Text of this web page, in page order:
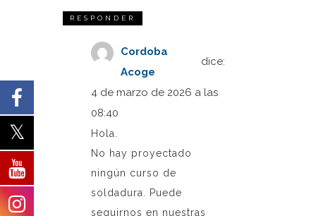
RESPONDER
Cordoba
Acoge
dice:
4 de marzo de 2026 a las
08:40
Hola.
No hay proyectado
ningún curso de
soldadura. Puede
seguirnos en nuestras